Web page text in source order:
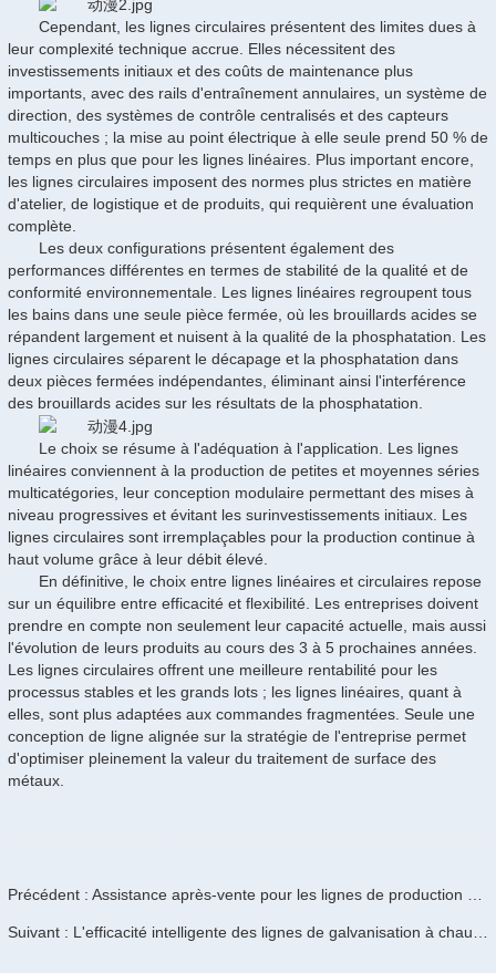
Cependant, les lignes circulaires présentent des limites dues à
leur complexité technique accrue. Elles nécessitent des
investissements initiaux et des coûts de maintenance plus
importants, avec des rails d'entraînement annulaires, un système de
direction, des systèmes de contrôle centralisés et des capteurs
multicouches ; la mise au point électrique à elle seule prend 50 % de
temps en plus que pour les lignes linéaires. Plus important encore,
les lignes circulaires imposent des normes plus strictes en matière
d'atelier, de logistique et de produits, qui requièrent une évaluation
complète.
Les deux configurations présentent également des
performances différentes en termes de stabilité de la qualité et de
conformité environnementale. Les lignes linéaires regroupent tous
les bains dans une seule pièce fermée, où les brouillards acides se
répandent largement et nuisent à la qualité de la phosphatation. Les
lignes circulaires séparent le décapage et la phosphatation dans
deux pièces fermées indépendantes, éliminant ainsi l'interférence
des brouillards acides sur les résultats de la phosphatation.
Le choix se résume à l'adéquation à l'application. Les lignes
linéaires conviennent à la production de petites et moyennes séries
multicatégories, leur conception modulaire permettant des mises à
niveau progressives et évitant les surinvestissements initiaux. Les
lignes circulaires sont irremplaçables pour la production continue à
haut volume grâce à leur débit élevé.
En définitive, le choix entre lignes linéaires et circulaires repose
sur un équilibre entre efficacité et flexibilité. Les entreprises doivent
prendre en compte non seulement leur capacité actuelle, mais aussi
l'évolution de leurs produits au cours des 3 à 5 prochaines années.
Les lignes circulaires offrent une meilleure rentabilité pour les
processus stables et les grands lots ; les lignes linéaires, quant à
elles, sont plus adaptées aux commandes fragmentées. Seule une
conception de ligne alignée sur la stratégie de l'entreprise permet
d'optimiser pleinement la valeur du traitement de surface des
métaux.